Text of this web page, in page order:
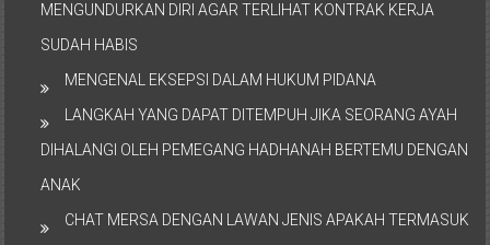
MENGUNDURKAN DIRI AGAR TERLIHAT KONTRAK KERJA
SUDAH HABIS
MENGENAL EKSEPSI DALAM HUKUM PIDANA
LANGKAH YANG DAPAT DITEMPUH JIKA SEORANG AYAH
DIHALANGI OLEH PEMEGANG HADHANAH BERTEMU DENGAN
ANAK
CHAT MERSA DENGAN LAWAN JENIS APAKAH TERMASUK